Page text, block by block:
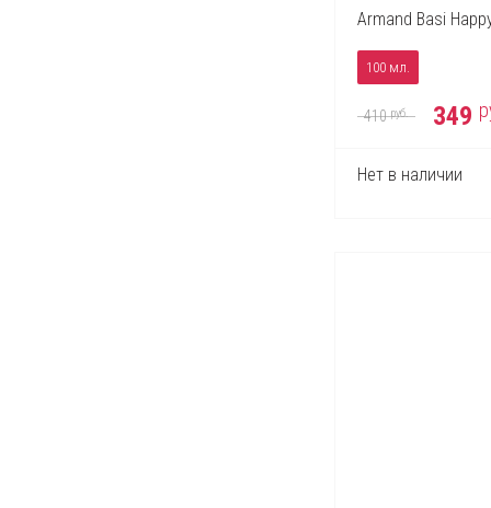
Armand Basi
100 мл.
410руб. 349
Нет в наличии